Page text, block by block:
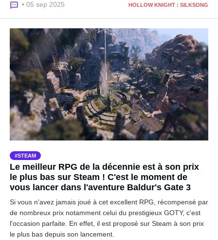
• 05 sep 2025 HOLLOW KNIGHT : SILKSONG
STEAM
Le meilleur RPG de la décennie est à son prix
le plus bas sur Steam ! C'est le moment de
vous lancer dans l'aventure Baldur's Gate 3
Si vous n'avez jamais joué à cet excellent RPG, récompensé par
de nombreux prix notamment celui du prestigieux GOTY, c'est
l'occasion parfaite. En effet, il est proposé sur Steam à son prix
le plus bas depuis son lancement.